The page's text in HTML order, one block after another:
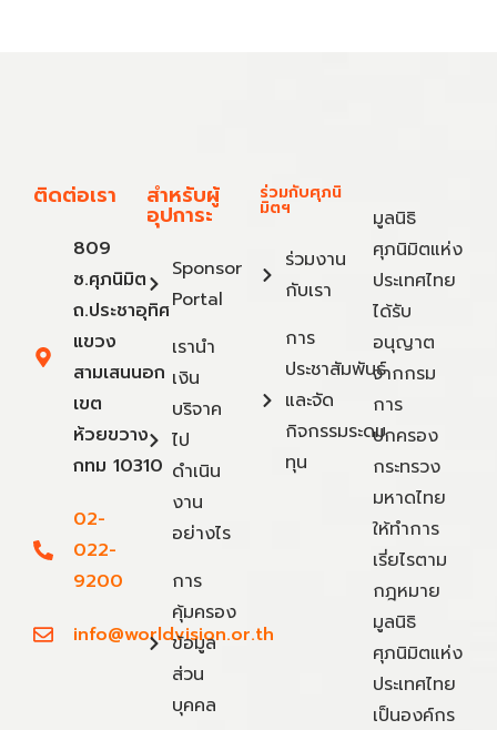
ติดต่อเรา
809
ซ.ศุภนิมิต
ถ.ประชาอุทิศ
แขวง
สามเสนนอก
เขต
ห้วยขวาง
กทม 10310
02-
022-
9200
info@worldvision.or.th
สำหรับผู้
อุปการะ
Sponsor
Portal
เรานำ
เงิน
บริจาค
ไป
ดำเนิน
งาน
อย่างไร
การ
คุ้มครอง
ข้อมูล
ส่วน
บุคคล
ร่วมกับศุภนิ
มิตฯ
ร่วมงาน
กับเรา
การ
ประชาสัมพันธ์
และจัด
กิจกรรมระดม
ทุน
มูลนิธิ
ศุภนิมิตแห่ง
ประเทศไทย
ได้รับ
อนุญาต
จากกรม
การ
ปกครอง
กระทรวง
มหาดไทย
ให้ทำการ
เรี่ยไรตาม
กฎหมาย
มูลนิธิ
ศุภนิมิตแห่ง
ประเทศไทย
เป็นองค์กร